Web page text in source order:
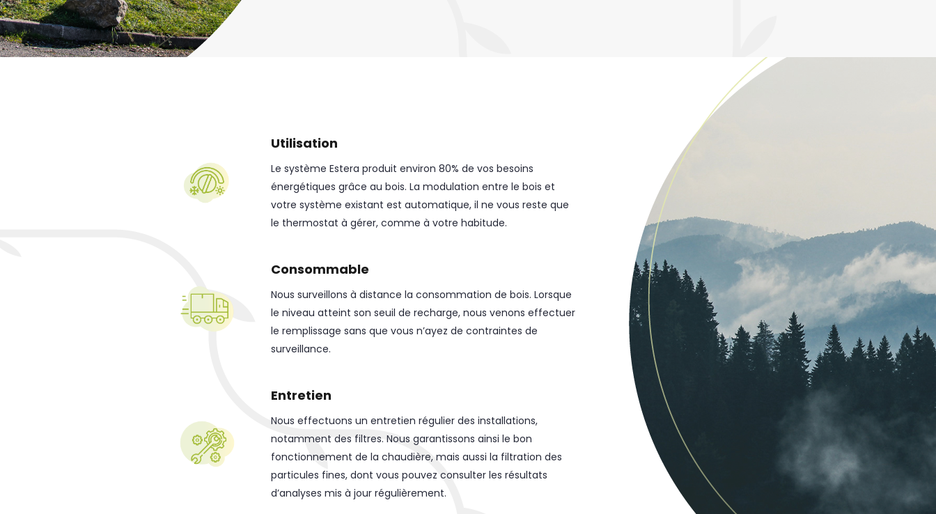
Utilisation
Le système Estera produit environ 80% de vos besoins
énergétiques grâce au bois. La modulation entre le bois et
votre système existant est automatique, il ne vous reste que
le thermostat à gérer, comme à votre habitude.
Consommable
Nous surveillons à distance la consommation de bois. Lorsque
le niveau atteint son seuil de recharge, nous venons effectuer
le remplissage sans que vous n’ayez de contraintes de
surveillance.
Entretien
Nous effectuons un entretien régulier des installations,
notamment des filtres. Nous garantissons ainsi le bon
fonctionnement de la chaudière, mais aussi la filtration des
particules fines, dont vous pouvez consulter les résultats
d’analyses mis à jour régulièrement.